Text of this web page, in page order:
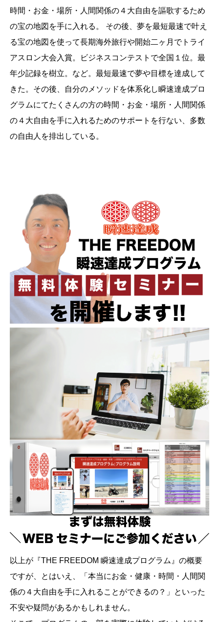
時間・お金・場所・人間関係の４大自由を謳歌するため
の宝の地図を手に入れる。 その後、夢を最短最速で叶え
る宝の地図を使って長期海外旅行や開始二ヶ月でトライ
アスロン大会入賞。ビジネスコンテストで全国１位。最
年少記録を樹立。など。最短最速で夢や目標を達成して
きた。その後、自分のメソッドを体系化し瞬速達成プロ
グラムにてたくさんの方の時間・お金・場所・人間関係
の４大自由を手に入れるためのサポートを行ない、多数
の自由人を排出している。
以上が『THE FREEDOM 瞬速達成プログラム』の概要
ですが、とはいえ、「本当にお金・健康・時間・人間関
係の４大自由を手に入れることができるの？」といった
不安や疑問があるかもしれません。